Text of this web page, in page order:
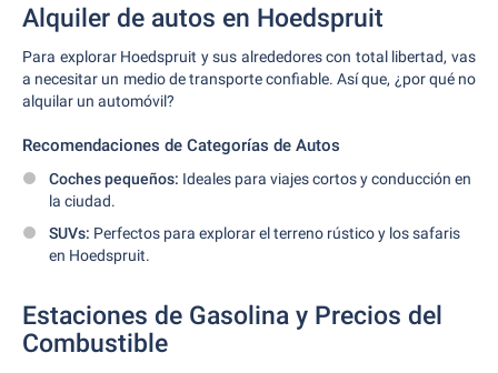
Alquiler de autos en Hoedspruit
Para explorar Hoedspruit y sus alrededores con total libertad, vas
a necesitar un medio de transporte confiable. Así que, ¿por qué no
alquilar un automóvil?
Recomendaciones de Categorías de Autos
Coches pequeños: Ideales para viajes cortos y conducción en
la ciudad.
SUVs: Perfectos para explorar el terreno rústico y los safaris
en Hoedspruit.
Estaciones de Gasolina y Precios del
Combustible